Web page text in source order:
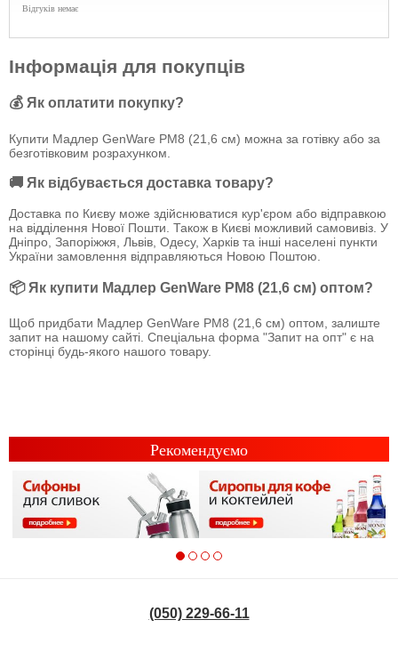
Відгуків немає
Інформація для покупців
💰 Як оплатити покупку?
Купити Мадлер GenWare PM8 (21,6 см) можна за готівку або за
безготівковим розрахунком.
🚚 Як відбувається доставка товару?
Доставка по Києву може здійснюватися кур'єром або відправкою
на відділення Нової Пошти. Також в Києві можливий самовивіз. У
Дніпро, Запоріжжя, Львів, Одесу, Харків та інші населені пункти
України замовлення відправляються Новою Поштою.
📦 Як купити Мадлер GenWare PM8 (21,6 см) оптом?
Щоб придбати Мадлер GenWare PM8 (21,6 см) оптом, залиште
запит на нашому сайті. Спеціальна форма "Запит на опт" є на
сторінці будь-якого нашого товару.
Рекомендуємо
(050) 229-66-11